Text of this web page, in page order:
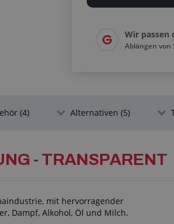
Wir passen
Ablängen von
(4) Alternativen (5)
- TRANSPARENT
mit hervorragender
Dampf, Alkohol, Öl und Milch.